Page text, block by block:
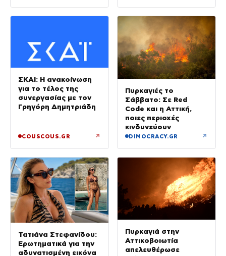
ΣΚΑΙ: Η ανακοίνωση
για το τέλος της
συνεργασίας με τον
Γρηγόρη Δημητριάδη
COUSCOUS.GR ↗
Πυρκαγιές το
Σάββατο: Σε Red
Code και η Αττική,
ποιες περιοχές
κινδυνεύουν
DIMOCRACY.GR ↗
Τατιάνα Στεφανίδου:
Ερωτηματικά για την
αδυνατισμένη εικόνα
Πυρκαγιά στην
Αττικοβοιωτία
απελευθέρωσε